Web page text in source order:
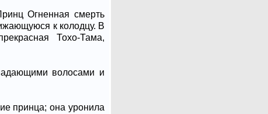
Огненная смерть
к колодцу. В
Тохо-Тама,
волосами и
принца; она уронила